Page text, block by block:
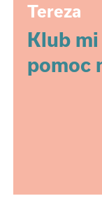
Tereza
Klub
pomoc